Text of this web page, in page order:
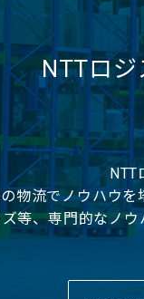
NTTロジ
NTT
物流でノウハウを
等、専門的なノ